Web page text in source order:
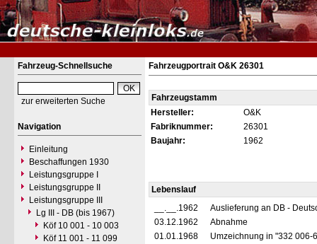
Fahrzeug-Schnellsuche
zur erweiterten Suche
Navigation
Einleitung
Beschaffungen 1930
Leistungsgruppe I
Leistungsgruppe II
Leistungsgruppe III
Lg III - DB (bis 1967)
Köf 10 001 - 10 003
Köf 11 001 - 11 099
Fahrzeugportrait O&K 26301
Fahrzeugstamm
Hersteller:
O&K
Fabriknummer:
26301
Baujahr:
1962
Lebenslauf
__.__.1962
Auslieferung an DB -
03.12.1962
Abnahme
01.01.1968
Umzeichnung in "332 006-